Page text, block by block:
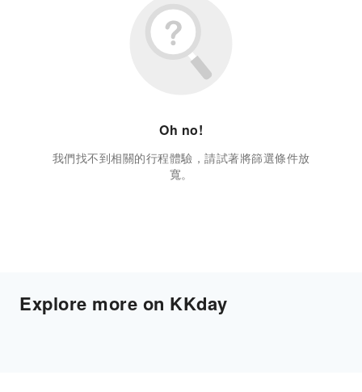
Oh no!
我們找不到相關的行程體驗，請試著將篩選條件放
寬。
Explore more on KKday